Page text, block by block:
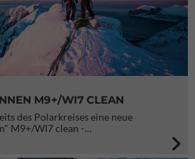
M9+/WI7 CLEAN
des Polarkreises eine neue
M9+/WI7 clean -…